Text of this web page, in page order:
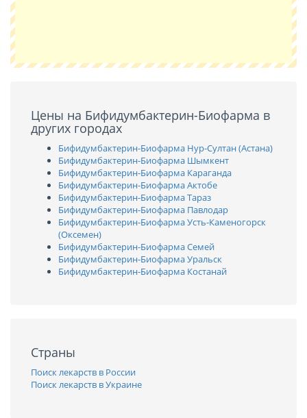
Цены на Бифидумбактерин-Биофарма в
других городах
Бифидумбактерин-Биофарма Нур-Султан (Астана)
Бифидумбактерин-Биофарма Шымкент
Бифидумбактерин-Биофарма Караганда
Бифидумбактерин-Биофарма Актобе
Бифидумбактерин-Биофарма Тараз
Бифидумбактерин-Биофарма Павлодар
Бифидумбактерин-Биофарма Усть-Каменогорск
(Оксемен)
Бифидумбактерин-Биофарма Семей
Бифидумбактерин-Биофарма Уральск
Бифидумбактерин-Биофарма Костанай
Страны
Поиск лекарств в России
Поиск лекарств в Украине